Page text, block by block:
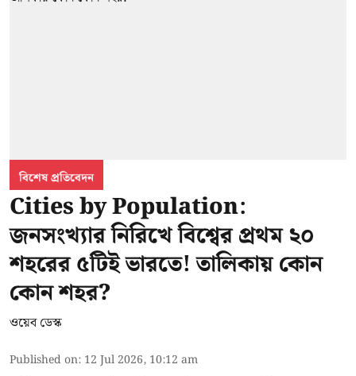
বিশেষ প্রতিবেদন
Cities by Population:
জনসংখ্যার নিরিখে বিশ্বের প্রথম ২০
শহরের ৫টিই ভারতে! তালিকায় কোন
কোন শহর?
ওয়েব ডেস্ক
Published on: 12 Jul 2026, 10:12 am